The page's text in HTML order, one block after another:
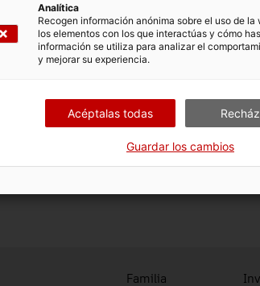
Hospital Universitario Miguel Servet,
Óptica, empresa ALCON.
"Notas de luz", a cargo del cuarteto de
en España de conmemoración del Día
la ciudad de Terrassa y está organizado por
de Catalunya.
plaza a través de la web.
Consulta
Familia
Analítica
Recogen información anónima sobre el uso de
los elementos con los que interactúas y cómo
información se utiliza para analizar el
y mejorar su experiencia.
Acéptalas todas
Guardar los cambios